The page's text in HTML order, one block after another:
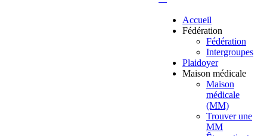
Accueil
Fédération
Fédération
Intergroupes
Plaidoyer
Maison médicale
Maison
médicale
(MM)
Trouver une
MM